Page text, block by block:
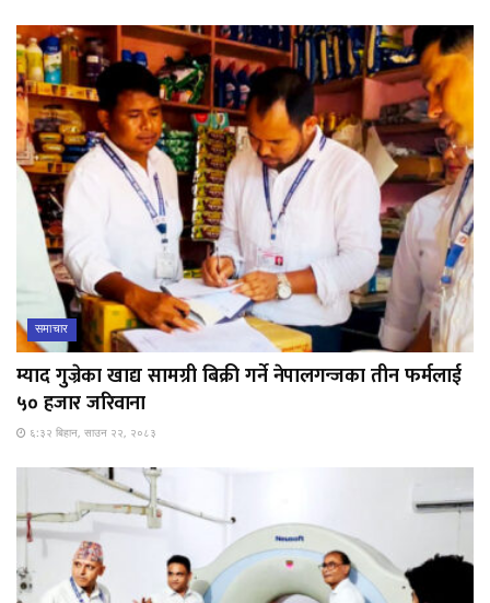
समाचार
म्याद गुज्रेका खाद्य सामग्री बिक्री गर्ने नेपालगन्जका तीन फर्मलाई
५० हजार जरिवाना
६:३२ बिहान, साउन २२, २०८३